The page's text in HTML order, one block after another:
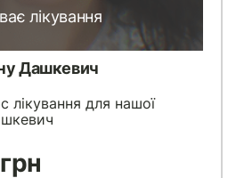
лікування
Дашкевич
лікування для нашої